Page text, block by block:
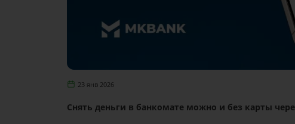
23 янв 2026
Снять деньги в банкомате можно и без карты